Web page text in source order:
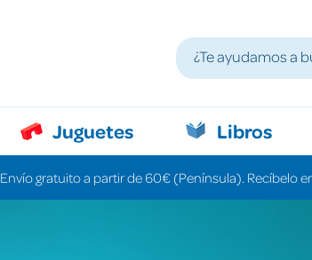
Juguetes Libros
Envío gratuito a partir de 60€ (Península). Recíbelo